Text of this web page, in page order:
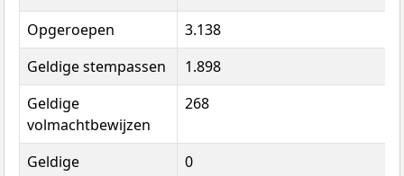
Opgeroepen
3.138
Geldige stempassen
1.898
Geldige
volmachtbewijzen
268
Geldige
0